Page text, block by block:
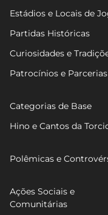
Estádios e Locais de
Partidas Históricas
Curiosidades e
Patrocínios e Parcerias
Categorias de Base
Hino e Cantos da
Polêmicas e
Ações Sociais e
Comunitárias